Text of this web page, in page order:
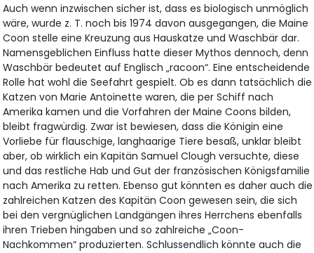
Auch wenn inzwischen sicher ist, dass es biologisch unmöglich
wäre, wurde z. T. noch bis 1974 davon ausgegangen, die Maine
Coon stelle eine Kreuzung aus Hauskatze und Waschbär dar.
Namensgeblichen Einfluss hatte dieser Mythos dennoch, denn
Waschbär bedeutet auf Englisch „racoon“. Eine entscheidende
Rolle hat wohl die Seefahrt gespielt. Ob es dann tatsächlich die
Katzen von Marie Antoinette waren, die per Schiff nach
Amerika kamen und die Vorfahren der Maine Coons bilden,
bleibt fragwürdig. Zwar ist bewiesen, dass die Königin eine
Vorliebe für flauschige, langhaarige Tiere besaß, unklar bleibt
aber, ob wirklich ein Kapitän Samuel Clough versuchte, diese
und das restliche Hab und Gut der französischen Königsfamilie
nach Amerika zu retten. Ebenso gut könnten es daher auch die
zahlreichen Katzen des Kapitän Coon gewesen sein, die sich
bei den vergnüglichen Landgängen ihres Herrchens ebenfalls
ihren Trieben hingaben und so zahlreiche „Coon-
Nachkommen“ produzierten. Schlussendlich könnte auch die